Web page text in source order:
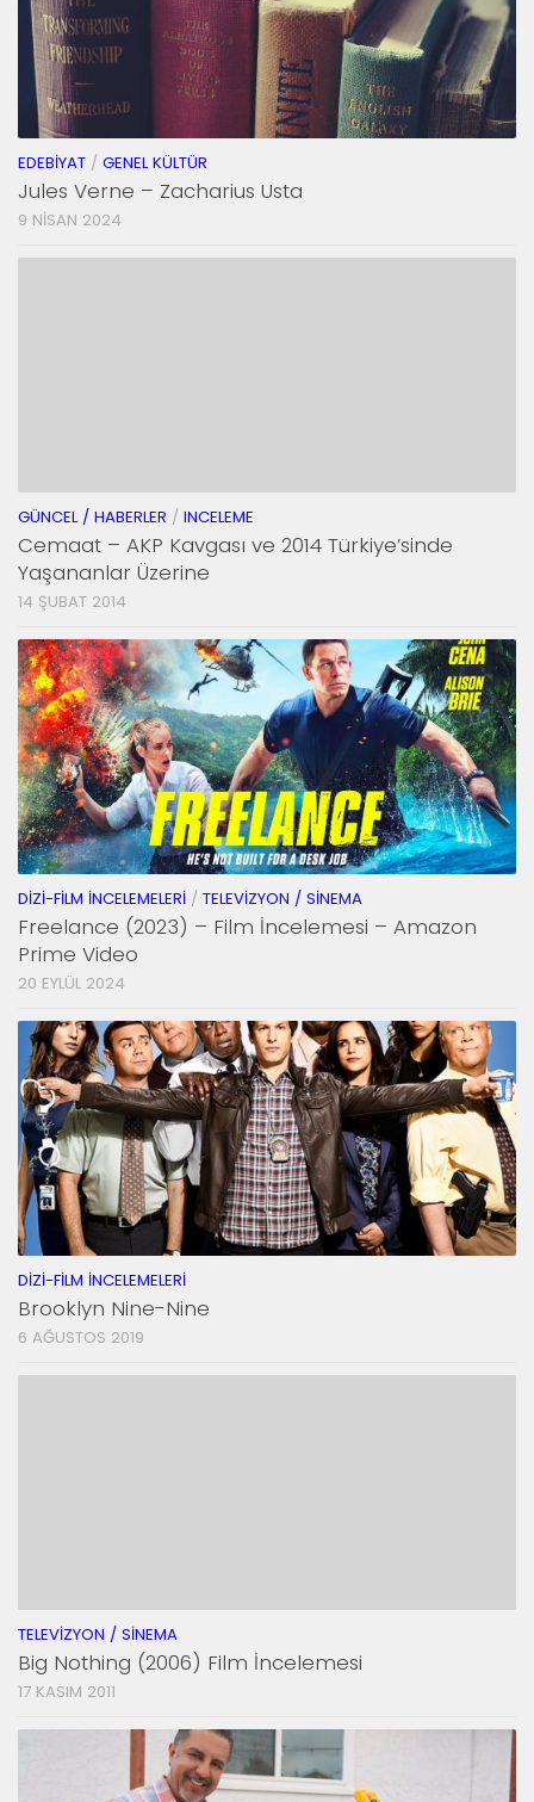
EDEBIYAT / GENEL KÜLTÜR
Jules Verne – Zacharius Usta
9 NISAN 2024
GÜNCEL / HABERLER / INCELEME
Cemaat – AKP Kavgası ve 2014 Türkiye’sinde
Yaşananlar Üzerine
14 ŞUBAT 2014
DIZI-FILM İNCELEMELERI / TELEVIZYON / SINEMA
Freelance (2023) – Film İncelemesi – Amazon
Prime Video
20 EYLÜL 2024
DIZI-FILM İNCELEMELERI
Brooklyn Nine-Nine
6 AĞUSTOS 2019
TELEVIZYON / SINEMA
Big Nothing (2006) Film İncelemesi
17 KASIM 2011